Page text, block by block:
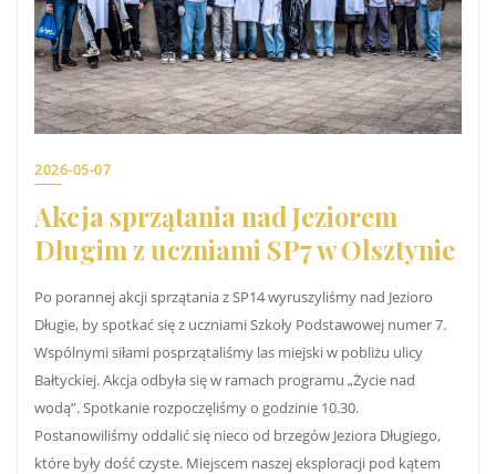
2026-05-07
Akcja sprzątania nad Jeziorem
Długim z uczniami SP7 w Olsztynie
Po porannej akcji sprzątania z SP14 wyruszyliśmy nad Jezioro
Długie, by spotkać się z uczniami Szkoły Podstawowej numer 7.
Wspólnymi siłami posprzątaliśmy las miejski w pobliżu ulicy
Bałtyckiej. Akcja odbyła się w ramach programu „Życie nad
wodą”. Spotkanie rozpoczęliśmy o godzinie 10.30.
Postanowiliśmy oddalić się nieco od brzegów Jeziora Długiego,
które były dość czyste. Miejscem naszej eksploracji pod kątem